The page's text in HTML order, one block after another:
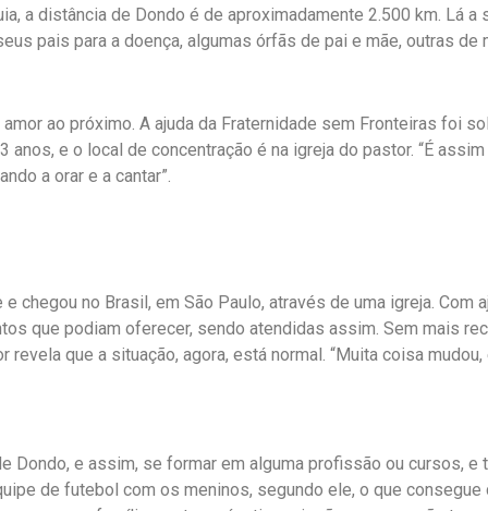
a distância de Dondo é de aproximadamente 2.500 km. Lá a
pais para a doença, algumas órfãs de pai e mãe, outras de
ao próximo. A ajuda da Fraternidade sem Fronteiras foi
e o local de concentração é na igreja do pastor. “É
a orar e a cantar”.
no Brasil, em São Paulo, através de uma igreja. Com
que podiam oferecer, sendo atendidas assim. Sem mais
que a situação, agora, está normal. “Muita coisa
Dondo, e assim, se formar em alguma profissão ou cursos, e
de futebol com os meninos, segundo ele, o que